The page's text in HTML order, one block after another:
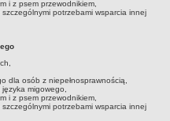
i z psem przewodnikiem,
potrzebami wsparcia innej
dla osób z niepełnosprawnością,
języka migowego,
i z psem przewodnikiem,
potrzebami wsparcia innej